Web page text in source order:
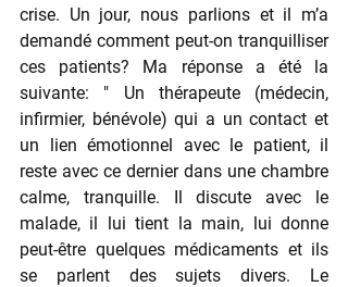
crise. Un jour, nous parlions et il m’a
demandé comment peut-on tranquilliser
ces patients? Ma réponse a été la
suivante: " Un thérapeute (médecin,
infirmier, bénévole) qui a un contact et
un lien émotionnel avec le patient, il
reste avec ce dernier dans une chambre
calme, tranquille. Il discute avec le
malade, il lui tient la main, lui donne
peut-être quelques médicaments et ils
se parlent des sujets divers. Le